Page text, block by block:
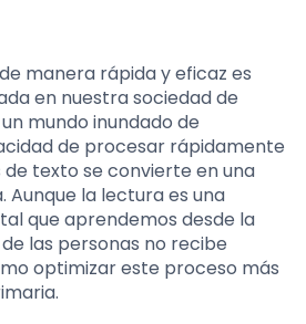
manera rápida y eficaz es
en nuestra sociedad de
mundo inundado de
de procesar rápidamente
texto se convierte en una
la lectura es una
que aprendemos desde la
las personas no recibe
optimizar este proceso más